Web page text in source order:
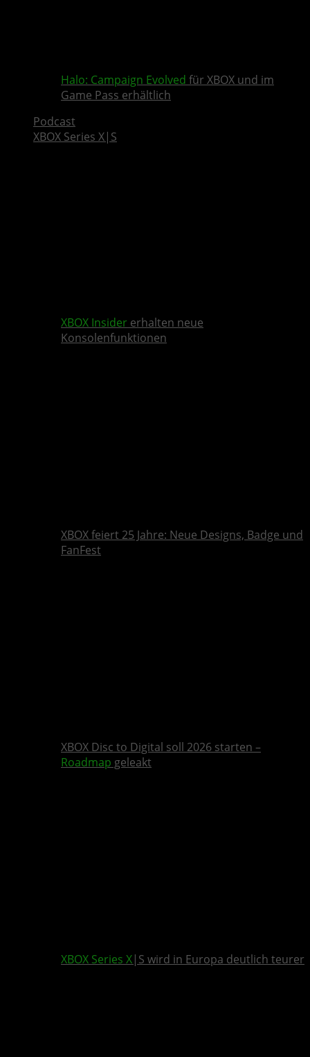
Halo: Campaign Evolved für XBOX und im
Game Pass erhältlich
Podcast
XBOX Series X|S
XBOX Insider erhalten neue
Konsolenfunktionen
XBOX feiert 25 Jahre: Neue Designs, Badge und
FanFest
XBOX Disc to Digital soll 2026 starten –
Roadmap geleakt
XBOX Series X|S wird in Europa deutlich teurer